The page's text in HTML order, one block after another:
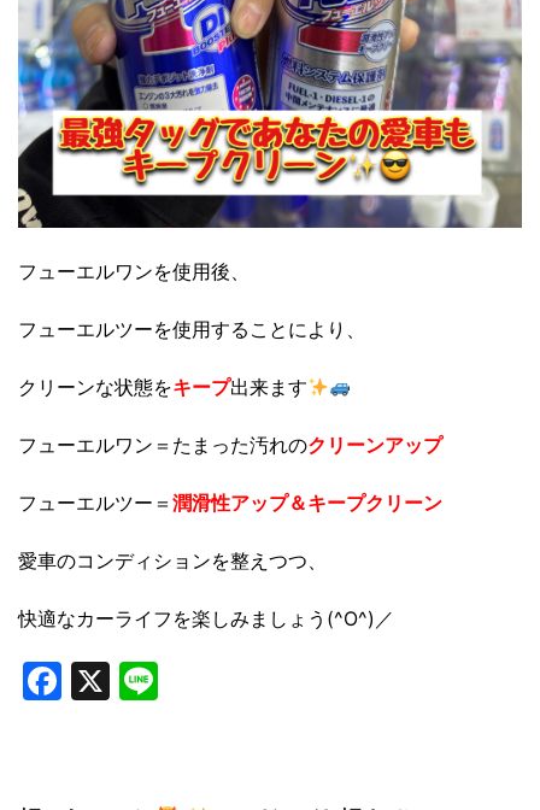
フューエルワンを使用後、
フューエルツーを使用することにより、
クリーンな状態をキープ出来ます
フューエルワン＝たまった汚れのクリーンアップ
フューエルツー＝ 潤滑性アップ＆キープクリーン
愛車のコンディションを整えつつ、
快適なカーライフを楽しみましょう(^O^)／
Facebook
X